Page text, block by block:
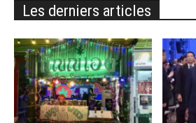
Les derniers articles